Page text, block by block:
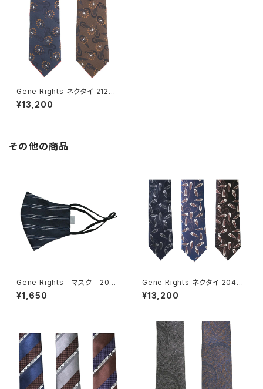
Gene Rights ネクタイ 212N0
04 レトロサークル
¥13,200
その他の商品
Gene Rights マスク 204
M003 ボーダーパターン
¥1,650
Gene Rights ネクタイ 204N
009 ビンテージペイズリー
¥13,200